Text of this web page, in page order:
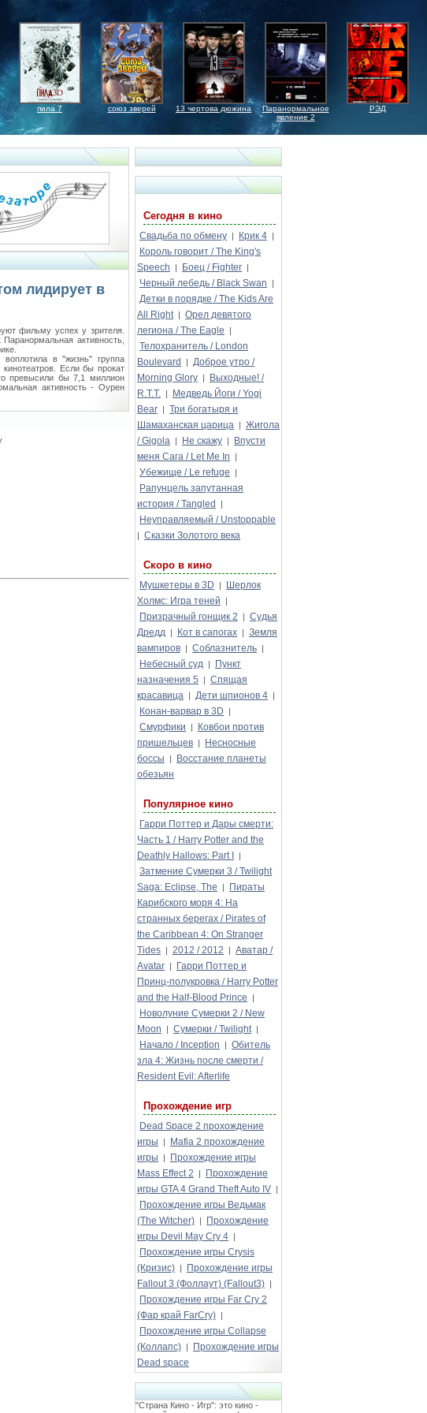
пила 7 союз зверей 13 чертова дюжина
Паранормальное
явление 2
РЭД
лидирует в
фильму успех у зрителя.
активность,
в "жизнь" группа
Если бы прокат
превысили бы 7,1 миллион
активность - Оурен
Сегодня в кино
Свадьба по обмену | Крик 4 |
Король говорит / The King's
Speech
| Боец / Fighter |
Черный лебедь / Black Swan |
Детки в порядке / The Kids Are
All Right | Орел девятого
легиона / The Eagle
|
Телохранитель / London
Boulevard
| Доброе утро /
Morning Glory |
Выходные! /
R.T.T. |
Медведь Йоги / Yogi
Bear | Три богатыря и
Шамаханская царица | Жигола
/ Gigola | Не скажу |
Впусти
меня Сага / Let Me In
|
Убежище / Le refuge |
Рапунцель запутанная
история / Tangled
|
Неуправляемый / Unstoppable
| Сказки Золотого века
Скоро в кино
Мушкетеры в 3D |
Шерлок
Холмс: Игра теней
|
Призрачный гонщик 2 | Судья
Дредд | Кот в сапогах | Земля
вампиров | Соблазнитель |
Небесный суд |
Пункт
назначения 5
| Спящая
красавица | Дети шпионов 4 |
Конан-варвар в 3D |
Смурфики |
Ковбои против
пришельцев |
Несносные
боссы
|
Восстание планеты
обезьян
Популярное кино
Гарри Поттер и Дары смерти:
Часть 1 / Harry Potter and the
Deathly Hallows: Part I
|
Затмение Сумерки 3 / Twilight
Saga: Eclipse, The
|
Пираты
Карибского моря 4: На
странных берегах / Pirates of
the Caribbean 4: On Stranger
Tides | 2012 / 2012 | Аватар /
Avatar |
Гарри Поттер и
Принц-полукровка / Harry Potter
and the Half-Blood Prince
|
Новолуние Сумерки 2 / New
Moon
| Сумерки / Twilight |
Начало / Inception | Обитель
зла 4: Жизнь после смерти /
Resident Evil: Afterlife
Прохождение игр
Dead Space 2 прохождение
игры
|
Mafia 2 прохождение
игры
|
Прохождение игры
Mass Effect 2
|
Прохождение
игры GTA 4 Grand Theft Auto IV |
Прохождение игры Ведьмак
(The Witcher) |
Прохождение
игры Devil May Cry 4 |
Прохождение игры Crysis
(Кризис) |
Прохождение игры
Fallout 3 (Фоллаут) (Fallout3) |
Прохождение игры Far Cry 2
(Фар край FarCry) |
Прохождение игры Collapse
(Коллапс) |
Прохождение игры
Dead space
"Страна Кино - Игр": это кино -